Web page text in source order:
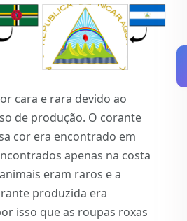
cara e rara devido ao
de produção. O corante
cor era encontrado em
apenas na costa
eram raros e a
produzida era
isso que as roupas roxas